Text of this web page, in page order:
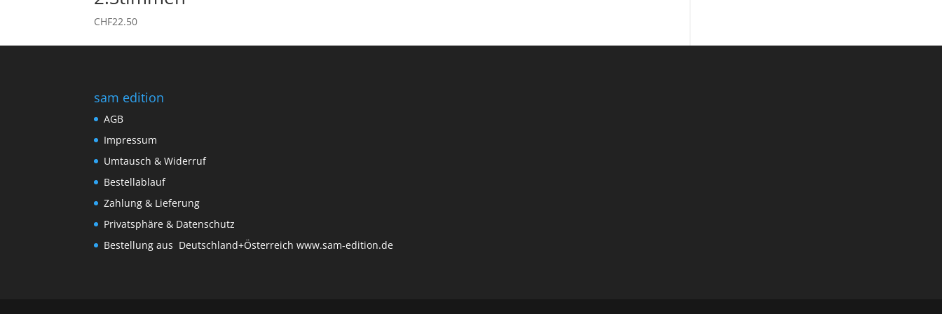
CHF22.50
sam edition
AGB
Impressum
Umtausch & Widerruf
Bestellablauf
Zahlung & Lieferung
Privatsphäre & Datenschutz
Bestellung aus Deutschland+Österreichwww.sam-edition.de